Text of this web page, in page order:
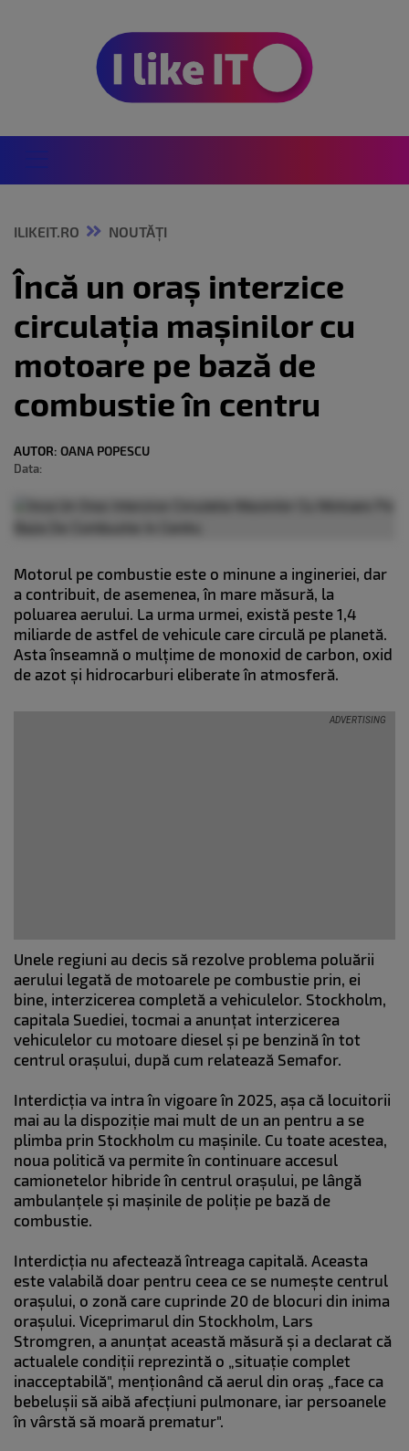
ILIKEIT.RO NOUTĂȚI
Încă un oraș interzice
circulația mașinilor cu
motoare pe bază de
combustie în centru
AUTOR: OANA POPESCU
Data:
Motorul pe combustie este o minune a ingineriei, dar
a contribuit, de asemenea, în mare măsură, la
poluarea aerului. La urma urmei, există peste 1,4
miliarde de astfel de vehicule care circulă pe planetă.
Asta înseamnă o mulțime de monoxid de carbon, oxid
de azot și hidrocarburi eliberate în atmosferă.
Unele regiuni au decis să rezolve problema poluării
aerului legată de motoarele pe combustie prin, ei
bine, interzicerea completă a vehiculelor. Stockholm,
capitala Suediei, tocmai a anunțat interzicerea
vehiculelor cu motoare diesel și pe benzină în tot
centrul orașului, după cum relatează Semafor.
Interdicția va intra în vigoare în 2025, așa că locuitorii
mai au la dispoziție mai mult de un an pentru a se
plimba prin Stockholm cu mașinile. Cu toate acestea,
noua politică va permite în continuare accesul
camionetelor hibride în centrul orașului, pe lângă
ambulanțele și mașinile de poliție pe bază de
combustie.
Interdicția nu afectează întreaga capitală. Aceasta
este valabilă doar pentru ceea ce se numește centrul
orașului, o zonă care cuprinde 20 de blocuri din inima
orașului. Viceprimarul din Stockholm, Lars
Stromgren, a anunțat această măsură și a declarat că
actualele condiții reprezintă o „situație complet
inacceptabilă", menționând că aerul din oraș „face ca
bebelușii să aibă afecțiuni pulmonare, iar persoanele
în vârstă să moară prematur".